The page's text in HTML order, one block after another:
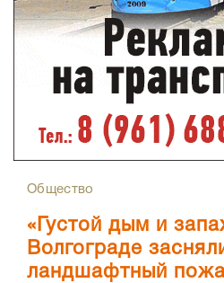
Общество
«Густой дым и
Волгограде
ландшафтный